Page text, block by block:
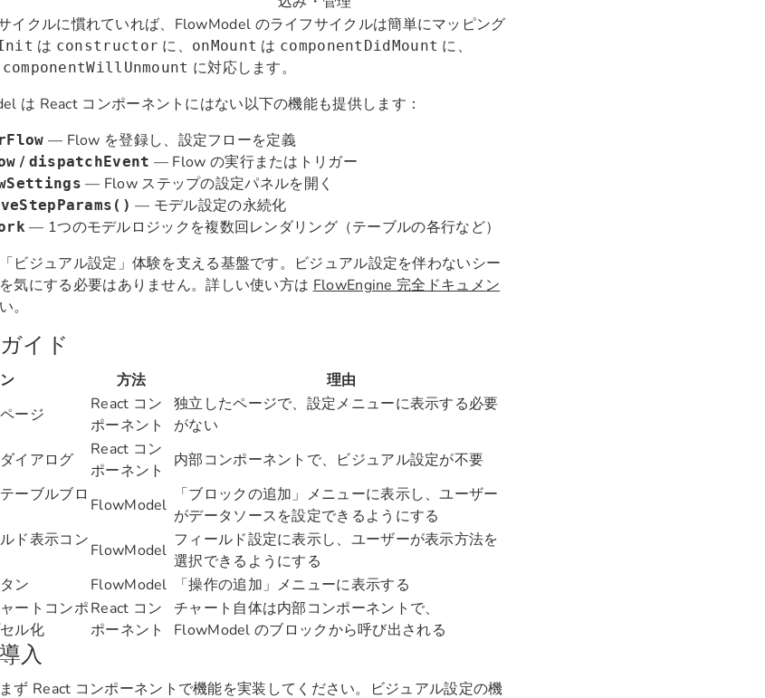
イクルに慣れていれば、FlowModel のライフサイクルは簡単にマッピング
は constructor に、 onMount は componentDidMount に、
componentWillUnmount に対応します。
は React コンポーネントにはない以下の機能も提供します：
— Flow を登録し、設定フローを定義
/ dispatchEvent — Flow の実行またはトリガー
— Flow ステップの設定パネルを開く
— モデル設定の永続化
— 1つのモデルロジックを複数回レンダリング（テーブルの各行など）
ビジュアル設定」体験を支える基盤です。ビジュアル設定を伴わないシー
気にする必要はありません。詳しい使い方は FlowEngine 完全ドキュメン
。
イド
方法
理由
ージ
React コン
ポーネント
独立したページで、設定メニューに表示する必要
がない
イアログ
React コン
ポーネント
内部コンポーネントで、ビジュアル設定が不要
ーブルブロ
FlowModel
「ブロックの追加」メニューに表示し、ユーザー
がデータソースを設定できるようにする
ド表示コン
FlowModel
フィールド設定に表示し、ユーザーが表示方法を
選択できるようにする
ン
FlowModel
「操作の追加」メニューに表示する
ートコンポ
ル化
React コン
ポーネント
チャート自体は内部コンポーネントで、
FlowModel のブロックから呼び出される
入
ず React コンポーネントで機能を実装してください。ビジュアル設定の機